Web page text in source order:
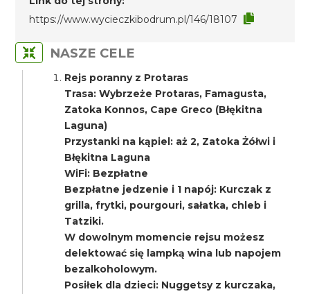
https://www.wycieczkibodrum.pl/146/18107
NASZE CELE
Rejs poranny z Protaras
Trasa: Wybrzeże Protaras, Famagusta,
Zatoka Konnos, Cape Greco (Błękitna
Laguna)
Przystanki na kąpiel: aż 2, Zatoka Żółwi i
Błękitna Laguna
WiFi: Bezpłatne
Bezpłatne jedzenie i 1 napój: Kurczak z
grilla, frytki, pourgouri, sałatka, chleb i
Tatziki.
W dowolnym momencie rejsu możesz
delektować się lampką wina lub napojem
bezalkoholowym.
Posiłek dla dzieci: Nuggetsy z kurczaka,